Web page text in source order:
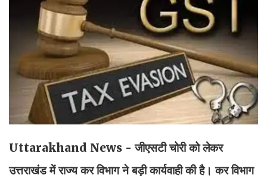
Uttarakhand News - जीएसटी चोरी को लेकर
उत्तराखंड में राज्य कर विभाग ने बड़ी कार्यवाही की है। कर विभाग